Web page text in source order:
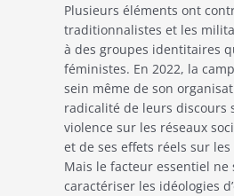
Plusieurs éléments ont
traditionnalistes et les
à des groupes identitaires
féministes. En 2022, la
sein même de son
radicalité de leurs discours
violence sur les réseaux
et de ses effets réels sur les
Mais le facteur essentiel
caractériser les idéologies